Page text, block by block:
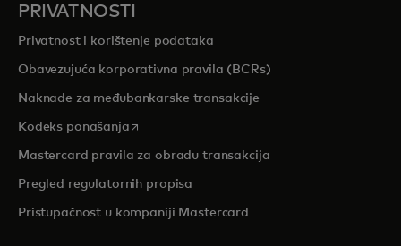
PRIVATNOSTI
Privatnost i korištenje podataka
Obavezujuća korporativna pravila (BCRs)
Naknade za međubankarske transakcije
Kodeks ponašanjaopens in a new tab
Mastercard pravila za obradu transakcija
Pregled regulatornih propisa
Pristupačnost u kompaniji Mastercard